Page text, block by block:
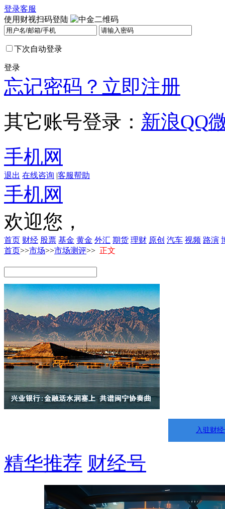
登录客服
使用财视扫码登陆
下次自动登录
登录
忘记密码？ 立即注册
其它账号登录： 新浪QQ
手机网
退出 在线咨询 |客服帮助
手机网
欢迎您，
首页 财经 股票 基金 黄金 外汇 期货 理财 原创 汽车 视频 路演
首页>>市场>>市场测评>> 正文
入驻财
精华推荐 财经号